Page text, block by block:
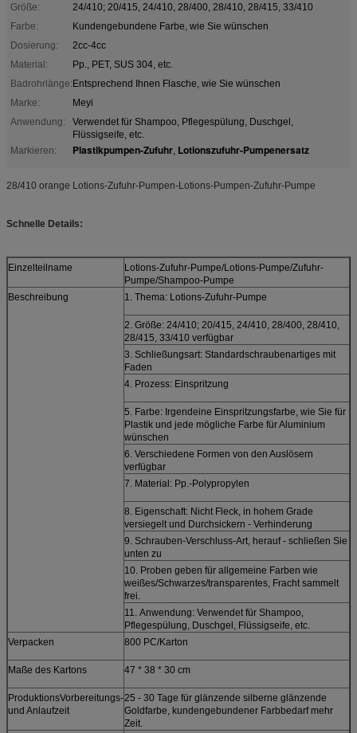
Größe:
24/410; 20/415, 24/410, 28/400, 28/410, 28/415, 33/410
Farbe:
Kundengebundene Farbe, wie Sie wünschen
Dosierung:
2cc-4cc
Material:
Pp., PET, SUS 304, etc.
Badrohrlänge:Entsprechend Ihnen Flasche, wie Sie wünschen
Marke:
Meyi
Anwendung:
Verwendet für Shampoo, Pflegespülung, Duschgel,
Flüssigseife, etc.
Markieren:
Plastikpumpen-Zufuhr, Lotionszufuhr-Pumpenersatz
28/410 orange Lotions-Zufuhr-Pumpen-Lotions-Pumpen-Zufuhr-Pumpe
Schnelle Details:
Einzelteilname
Lotions-Zufuhr-Pumpe/Lotions-Pumpe/Zufuhr-
Pumpe/Shampoo-Pumpe
Beschreibung
1. Thema: Lotions-Zufuhr-Pumpe
2. Größe: 24/410; 20/415, 24/410, 28/400, 28/410,
28/415, 33/410 verfügbar
3. Schließungsart: Standardschraubenartiges mit
Faden
4. Prozess: Einspritzung
5. Farbe: Irgendeine Einspritzungsfarbe, wie Sie für
Plastik und jede mögliche Farbe für Aluminium
wünschen
6. Verschiedene Formen von den Auslösern
verfügbar
7. Material: Pp.-Polypropylen
8. Eigenschaft: Nicht Fleck, in hohem Grade
versiegelt und Durchsickern - Verhinderung
9. Schrauben-Verschluss-Art, herauf - schließen Sie
unten zu
10. Proben geben für allgemeine Farben wie
weißes/Schwarzes/transparentes, Fracht sammelt
frei.
11. Anwendung: Verwendet für Shampoo,
Pflegespülung, Duschgel, Flüssigseife, etc.
Verpacken
800 PC/Karton
Maße des Kartons 47 * 38 * 30 cm
ProduktionsVorbereitungs-
und Anlaufzeit
25 - 30 Tage für glänzende silberne glänzende
Goldfarbe, kundengebundener Farbbedarf mehr
Zeit.